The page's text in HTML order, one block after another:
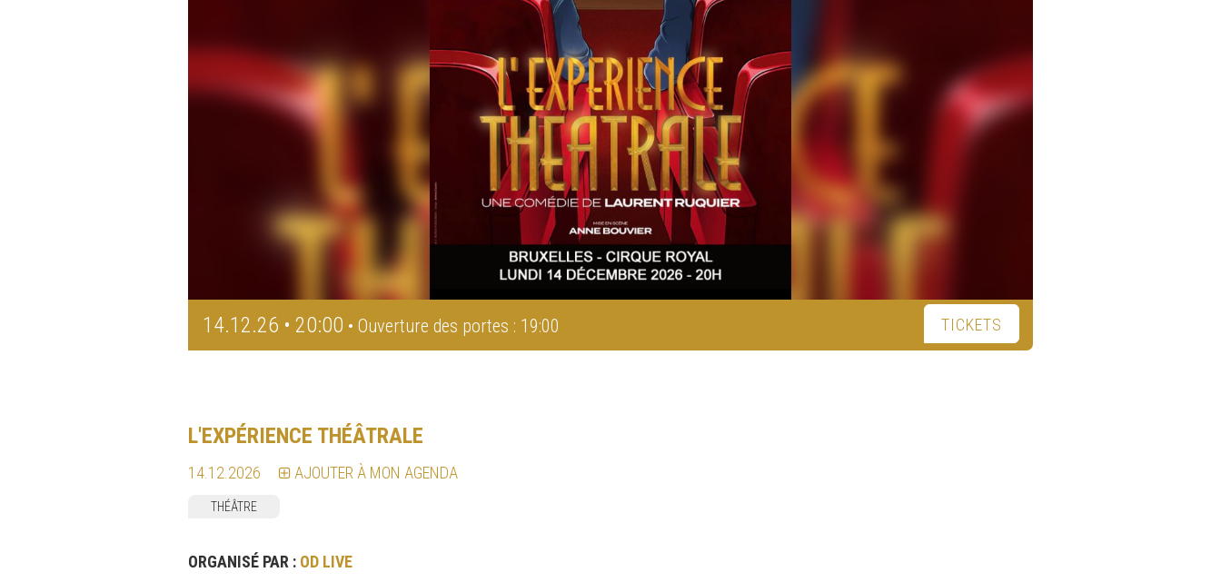
14.12.26 • 20:00 • Ouverture des portes : 19:00 TICKETS
L'EXPÉRIENCE THÉÂTRALE
14.12.2026 AJOUTER À MON AGENDA
THÉÂTRE
ORGANISÉ PAR : OD LIVE